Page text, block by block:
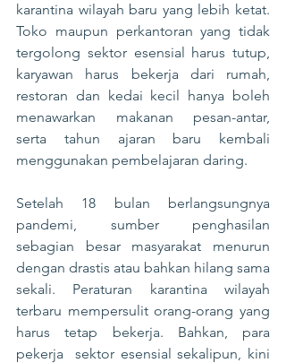
karantina wilayah baru yang lebih ketat.
Toko maupun perkantoran yang tidak
tergolong sektor esensial harus tutup,
karyawan harus bekerja dari rumah,
restoran dan kedai kecil hanya boleh
menawarkan makanan pesan-antar,
serta tahun ajaran baru kembali
menggunakan pembelajaran daring.
Setelah 18 bulan berlangsungnya
pandemi, sumber penghasilan
sebagian besar masyarakat menurun
dengan drastis atau bahkan hilang sama
sekali. Peraturan karantina wilayah
terbaru mempersulit orang-orang yang
harus tetap bekerja. Bahkan, para
pekerja  sektor esensial sekalipun, kini